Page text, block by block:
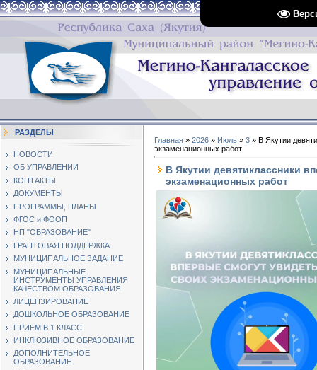
РАЗДЕЛЫ
НОВОСТИ
ОБ УПРАВЛЕНИИ
КОНТАКТЫ
ДОКУМЕНТЫ
ПРОГРАММЫ, ПЛАНЫ
ФГОС и ФООП
НП "ОБРАЗОВАНИЕ"
ГРАНТОВАЯ ПОДДЕРЖКА
МУНИЦИПАЛЬНОЕ ЗАДАНИЕ
МУНИЦИПАЛЬНЫЕ
ИНСТРУМЕНТЫ УПРАВЛЕНИЯ
КАЧЕСТВОМ ОБРАЗОВАНИЯ
ЛИЦЕНЗИРОВАНИЕ
ДОШКОЛЬНОЕ ОБРАЗОВАНИЕ
ПРИЕМ В 1 КЛАСС
ИНКЛЮЗИВНОЕ ОБРАЗОВАНИЕ
ДОПОЛНИТЕЛЬНОЕ
ОБРАЗОВАНИЕ
Главная » 2026 » Июль » 3 » В Якутии
экзаменационных работ
В Якутии девятиклассники
экзаменационных работ